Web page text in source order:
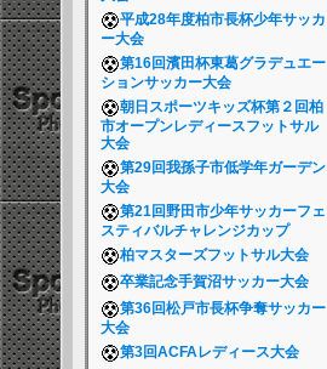
平成28年度柏市長杯少年サッカ
ー大会
第16回濱田杯東葛グラデュエー
ションサッカー大会
朝日スポーツキッズ杯第２回柏
市オープンレディースフットサル
大会
第29回我孫子市低学年ガーデン
大会
第21回野田市少年サッカーフェ
スティバルチャレンジカップ
柏マスターズフットサル大会
卒業記念手賀沼サッカー大会
第36回松戸市長杯争奪サッカー
大会
第3回ACFAレディース大会